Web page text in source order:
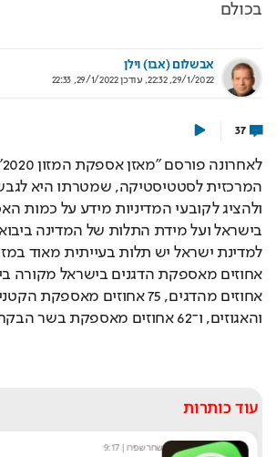
בכולם
אבשלום (אבו) וילן
29/1/2022, 22:32
,עודכן29/1/2022, 22:33
37
והאגוזים, ו־62 אחוזים מאספקת בשר הבקר.
עוד כותרות
שחר שפירו|
9:17